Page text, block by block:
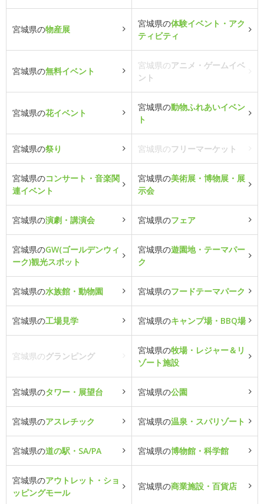
宮城県の物産展
宮城県の体験イベント・アク
ティビティ
宮城県の無料イベント
宮城県のアニメ・ゲームイベ
ント
宮城県の花イベント
宮城県の動物ふれあいイベン
ト
宮城県の祭り 宮城県のフリーマーケット
宮城県のコンサート・音楽関
連イベント
宮城県の美術展・博物展・展
示会
宮城県の演劇・講演会 宮城県のフェア
宮城県のGW(ゴールデンウィ
ーク)観光スポット
宮城県の遊園地・テーマパー
ク
宮城県の水族館・動物園 宮城県のフードテーマパーク
宮城県の工場見学 宮城県のキャンプ場・BBQ場
宮城県のグランピング
宮城県の牧場・レジャー＆リ
ゾート施設
宮城県のタワー・展望台 宮城県の公園
宮城県のアスレチック 宮城県の温泉・スパリゾート
宮城県の道の駅・SA/PA 宮城県の博物館・科学館
宮城県のアウトレット・ショ
ッピングモール
宮城県の商業施設・百貨店